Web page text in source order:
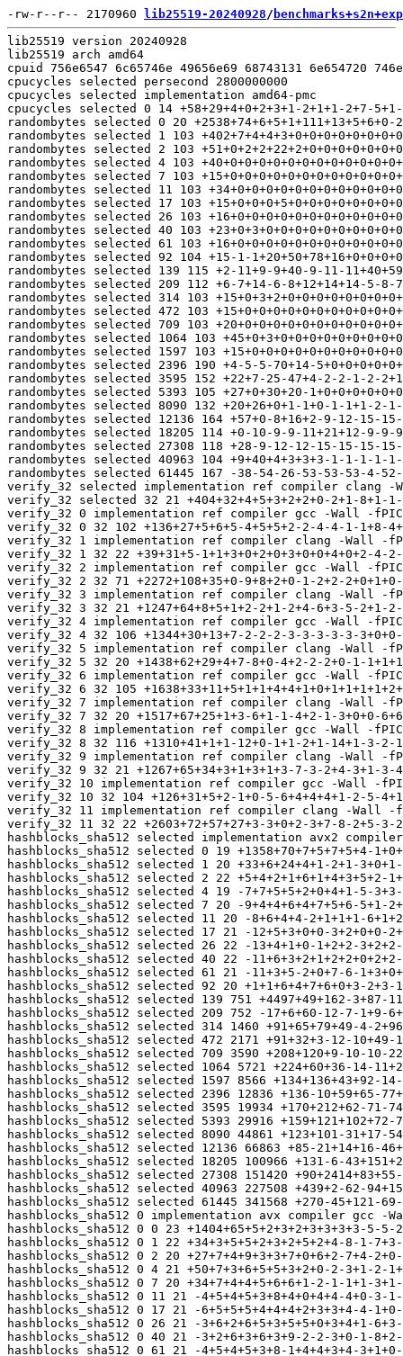
-rw-r--r-- 2170960 lib25519-20240928/ benchmarks+s2n+exp
lib25519 version 20240928
lib25519 arch amd64
cpuid 756e6547 6c65746e 49656e69 68743131 6e654720 746e4920 52286c65 6f432029 54286572 6920294d 31312d37 37473536 32204020 4730382e 00007a48 000806c1 07100800 7ffafbbf bfebfbff 00000000 f3bfa7eb 18c05fde fc100510 00000000 00000000 00000121 2c100800 000002e7 00000000 00000000 00000000 00000000
cpucycles selected persecond 2800000000
cpucycles selected implementation amd64-pmc
cpucycles selected 0 14 +58+29+4+0+2+3+1-2+1+1-2+7-5+1-2-1+0+1+0-1+4-3+1-1+1-2+4-3+3-2+0-1
randombytes selected 0 20 +2538+74+6+5+1+111+13+5+6+0-2+1-2-1+0-1+1-6+1-1+1-5-2+3-3+1-2-1-2+0-1+1
randombytes selected 1 103 +402+7+4+4+3+0+0+0+0+0+0+0+0+0+0+0+0+0+0+0+0+0+0+0+0+0+0+0+0+0+0+0
randombytes selected 2 103 +51+0+2+2+22+2+0+0+0+0+0+0+0+0+0+0+0+0+0+1+0+0+0+1+0+19+3+0+0+0+0+0
randombytes selected 4 103 +40+0+0+0+0+0+0+0+0+0+0+0+0+0+0+0+0+0+0+0+0+0+0+0+0+1+1+0+0+0+0+0
randombytes selected 7 103 +15+0+0+0+0+0+0+0+0+0+0+0+0+0+0+0+0+0+0+0+0+0+0+0+0+0+0+0+0+0+0+0
randombytes selected 11 103 +34+0+0+0+0+0+0+0+0+0+0+0+0+0+0+0+0+0+0+0+0+0+0+0+0+0+0+0+0+0+0+0
randombytes selected 17 103 +15+0+0+0+5+0+0+0+0+0+0+0+0+0+0+0+0+0+0+0+0+0+0+0+0+0+0+0+0+0+0+0
randombytes selected 26 103 +16+0+0+0+0+0+0+0+0+0+0+0+0+0+0+0+0+0+0+0+0+0+0+0+0+0+0+0+0+0+0+0
randombytes selected 40 103 +23+0+3+0+0+0+0+0+0+0+0+0+0+0+0+0+0+0+0+0+0+0+0+0+0+0+0+0+0+0+0+0
randombytes selected 61 103 +16+0+0+0+0+0+0+0+0+0+0+0+0+0+0+0+0+0+0+0+0+0+0+0+0+0+0+0+0+0+0+0
randombytes selected 92 104 +15-1-1+20+50+78+16+0+0+0+0+0+0+0+0+53+1+0+0+0+0+0+0+75+16+0+0+0+0+0+0+0
randombytes selected 139 115 +2-11+9-9+40-9-11-11+40+59+50-11-12+32-9-12-12+34-10+35-9-12+33-9-12-12-12+33-10+33-10+33
randombytes selected 209 112 +6-7+14-6-8+12+14+14-5-8-7-8-8-8-8-8+11+15-4-8+11-7+10+37-3+11+10-5-7+11+9-5
randombytes selected 314 103 +15+0+3+2+0+0+0+0+0+0+0+0+0+1+1+0+0+1+0+0+0+0+0+0+0+0+0+1+1+1+0+1
randombytes selected 472 103 +15+0+0+0+0+0+0+0+0+0+0+0+0+0+0+0+0+0+0+0+0+0+0+0+0+0+0+0+0+0+0+0
randombytes selected 709 103 +20+0+0+0+0+0+0+0+0+0+0+0+0+0+0+0+0+0+0+0+0+0+0+0+0+0+0+0+0+0+0+0
randombytes selected 1064 103 +45+0+3+0+0+0+0+0+0+0+0+0+0+0+0+0+0+0+0+0+0+0+0+0+0+0+0+0+0+0+0+0
randombytes selected 1597 103 +15+0+0+0+0+0+0+0+0+0+0+0+0+0+0+0+0+0+0+0+0+0+0+0+0+0+0+0+0+0+0+0
randombytes selected 2396 190 +4-5-5-70+14-5+0+0+0+0+0+0+0+0+0+0+0+0+0+0+0+0+0+0+0+0+0+0+0+0+0+0
randombytes selected 3595 152 +22+7-25-47+4-2-2-1-2-2+18-3-3-2-2-2-29-46-3-1-1-2-2-2-2+226+31+32+33+33+33+33
randombytes selected 5393 105 +27+0+30+20-1+0+0+0+0+0+0+32+22+0+0+0+32+2+0+0+0+0+0+0+0+0+0+0+0+0+0+26
randombytes selected 8090 132 +20+26+0+1-1+0-1-1+1-2-1-1-1+0+1-1+0-1+0+0+0+0+0-1+0+0+0+0-1+0+0+0
randombytes selected 12136 164 +57+0-8+16+2-9-12-15-15-16-15-15+188+18+20+20+22+21+20+21+22+22+0-11-15-13-15-15+13-15-14-15
randombytes selected 18205 114 +0-10-9-9-11+21+12-9-9-9-9-9+23-8-9-9-9-9-9-9-9-9-9+258+49+38+40+35+35+35+34+35
randombytes selected 27308 118 +28-9-12-12-15-15-15-15-15-15-15-15-15-15-15-15-15-15-15-15+253+46+34+37+30+29+32+30+31+32+31+30
randombytes selected 40963 104 +9+40+4+3+3+3-1-1-1-1-1-1-1-1+337+16+0+0+0+0+0+0+0+0+0-2+0+0+0+0+0+0
randombytes selected 61445 167 -38-54-26-53-53-53-4-52-53-53+230+17+6+8+0+2+1+2+0+2+1+2+3+2+2+3+3+3+3+2+2+2
verify_32 selected implementation ref compiler clang -Wall -fPIC -fwrapv -Qunused-arguments -O2 -mmmx -msse -msse2 -msse3 -mssse3 -msse4.1 -msse4.2 -mavx -mtune=sandybridge; Debian clang version 11.0.1-2; Target: x86_64-pc-linux-gnu; Thread model: posix; InstalledDir: /usr/bin
verify_32 selected 32 21 +404+32+4+5+3+2+2+0-2+1-8+1-1-9+2+1-7-1-3-3+1-4-3+3-6-1-3+4-6+0-6+1
verify_32 0 implementation ref compiler gcc -Wall -fPIC -fwrapv -O2 -mmmx -msse -msse2 -msse3 -mssse3 -msse4.1 -msse4.2 -mavx -mtune=sandybridge; gcc (Debian 10.2.1-6) 10.2.1 20210110; Copyright (C) 2020 Free Software Foundation, Inc.; This is free software; see the source for copying conditions.  There is NO; warranty; not even for MERCHANTABILITY or FITNESS FOR A PARTICULAR PURPOSE.
verify_32 0 32 102 +136+27+5+6+5-4+5+5+2-2-4-4-1-1+8-4+0-4-4-4+2-2-4+2-2+2+2+8-4-1-1-4
verify_32 1 implementation ref compiler clang -Wall -fPIC -fwrapv -Qunused-arguments -O2 -mmmx -msse -msse2 -msse3 -mssse3 -msse4.1 -msse4.2 -mavx -mtune=sandybridge; Debian clang version 11.0.1-2; Target: x86_64-pc-linux-gnu; Thread model: posix; InstalledDir: /usr/bin
verify_32 1 32 22 +39+31+5-1+1+3+0+2+0+3+0+0+4+0+2-4-2-8-1+1-4-5-3-1-7+0-8+1+0-9-1+2
verify_32 2 implementation ref compiler gcc -Wall -fPIC -fwrapv -O2 -mmmx -msse -msse2 -msse3 -mssse3 -msse4.1 -msse4.2 -mavx -mbmi -mbmi2 -mavx2 -mtune=haswell; gcc (Debian 10.2.1-6) 10.2.1 20210110; Copyright (C) 2020 Free Software Foundation, Inc.; This is free software; see the source for copying conditions.  There is NO; warranty; not even for MERCHANTABILITY or FITNESS FOR A PARTICULAR PURPOSE.
verify_32 2 32 71 +2272+108+35+0-9+8+2+0-1-2+2-2+0+1+0-6-1-3-1+6+5-3+1-5+9+1-3-5+0-12-6-5
verify_32 3 implementation ref compiler clang -Wall -fPIC -fwrapv -Qunused-arguments -O2 -mmmx -msse -msse2 -msse3 -mssse3 -msse4.1 -msse4.2 -mavx -mbmi -mbmi2 -mavx2 -mtune=haswell; Debian clang version 11.0.1-2; Target: x86_64-pc-linux-gnu; Thread model: posix; InstalledDir: /usr/bin
verify_32 3 32 21 +1247+64+8+5+1+2-2+1-2+4-6+3-5-2+1-2-1+0+0-2+1-1-5+0+1+1-6+1-2+1-1+0
verify_32 4 implementation ref compiler gcc -Wall -fPIC -fwrapv -O2 -mmmx -msse -msse2 -msse3 -mssse3 -msse4.1 -msse4.2 -mavx -mbmi -mbmi2 -mavx2 -madx -mtune=skylake; gcc (Debian 10.2.1-6) 10.2.1 20210110; Copyright (C) 2020 Free Software Foundation, Inc.; This is free software; see the source for copying conditions.  There is NO; warranty; not even for MERCHANTABILITY or FITNESS FOR A PARTICULAR PURPOSE.
verify_32 4 32 106 +1344+30+13+7-2-2-2-3-3-3-3-3-3+0+0-2-2-7+1+5+5+5+6+0-5-5+4+4+8-8-1+5
verify_32 5 implementation ref compiler clang -Wall -fPIC -fwrapv -Qunused-arguments -O2 -mmmx -msse -msse2 -msse3 -mssse3 -msse4.1 -msse4.2 -mavx -mbmi -mbmi2 -mavx2 -madx -mtune=skylake; Debian clang version 11.0.1-2; Target: x86_64-pc-linux-gnu; Thread model: posix; InstalledDir: /usr/bin
verify_32 5 32 20 +1438+62+29+4+7-8+0-4+2-2-2+0-1-1+1+1-6+0+0+0-5+2-2+2-3+1-2+0-3+1+5-8
verify_32 6 implementation ref compiler gcc -Wall -fPIC -fwrapv -O2 -mmmx -msse -msse2 -msse3 -mssse3 -msse4.1 -msse4.2 -mavx -mbmi -mbmi2 -mavx2 -madx -mavx512f -mavx512vl -mavx512dq -mtune=skylake; gcc (Debian 10.2.1-6) 10.2.1 20210110; Copyright (C) 2020 Free Software Foundation, Inc.; This is free software; see the source for copying conditions.  There is NO; warranty; not even for MERCHANTABILITY or FITNESS FOR A PARTICULAR PURPOSE.
verify_32 6 32 105 +1638+33+11+5+1+1+4+4+1+0+1+1+1+1+2+4+1-7-2-3-3-3+17-3+1-3-3-3-3-4-2-3
verify_32 7 implementation ref compiler clang -Wall -fPIC -fwrapv -Qunused-arguments -O2 -mmmx -msse -msse2 -msse3 -mssse3 -msse4.1 -msse4.2 -mavx -mbmi -mbmi2 -mavx2 -madx -mavx512f -mavx512vl -mavx512dq -mtune=skylake; Debian clang version 11.0.1-2; Target: x86_64-pc-linux-gnu; Thread model: posix; InstalledDir: /usr/bin
verify_32 7 32 20 +1517+67+25+1+3-6+1-1-4+2-1-3+0+0-6+6-1-2+0-2-3+2-5+2-5+5+0-10+4+1-9+6
verify_32 8 implementation ref compiler gcc -Wall -fPIC -fwrapv -O2 -mmmx -msse -msse2 -msse3 -mssse3 -msse4.1 -msse4.2 -mavx -mbmi -mbmi2 -mavx2 -madx -mavx512f -mavx512vl -mavx512dq -mavx512ifma -mtune=tigerlake; gcc (Debian 10.2.1-6) 10.2.1 20210110; Copyright (C) 2020 Free Software Foundation, Inc.; This is free software; see the source for copying conditions.  There is NO; warranty; not even for MERCHANTABILITY or FITNESS FOR A PARTICULAR PURPOSE.
verify_32 8 32 116 +1310+41+1+1-12+0-1+1-2+1-14+1-3-2-1-1+1-3+1-2+1+1+1-2+1-3-2-1-1+1+1-2
verify_32 9 implementation ref compiler clang -Wall -fPIC -fwrapv -Qunused-arguments -O2 -mmmx -msse -msse2 -msse3 -mssse3 -msse4.1 -msse4.2 -mavx -mbmi -mbmi2 -mavx2 -madx -mavx512f -mavx512vl -mavx512dq -mavx512ifma -mtune=tigerlake; Debian clang version 11.0.1-2; Target: x86_64-pc-linux-gnu; Thread model: posix; InstalledDir: /usr/bin
verify_32 9 32 21 +1267+65+34+3+1+3+1+3-7-3-2+4-3+1-3-4+2-4+5-6+3-3+1-5+1-4+6-6-1+2-6+2
verify_32 10 implementation ref compiler gcc -Wall -fPIC -fwrapv -O2; gcc (Debian 10.2.1-6) 10.2.1 20210110; Copyright (C) 2020 Free Software Foundation, Inc.; This is free software; see the source for copying conditions.  There is NO; warranty; not even for MERCHANTABILITY or FITNESS FOR A PARTICULAR PURPOSE.
verify_32 10 32 104 +126+31+5+2-1+0-5-6+4+4+4+1-2-5-4+1+0-1+0-4-2+1+1+4+1-5+1+2+2+0+0-4
verify_32 11 implementation ref compiler clang -Wall -fPIC -fwrapv -Qunused-arguments -O2; Debian clang version 11.0.1-2; Target: x86_64-pc-linux-gnu; Thread model: posix; InstalledDir: /usr/bin
verify_32 11 32 22 +2603+72+57+27+3-3+0+2-3+7-8-2+5-3-2-7+5-3+0+3-2-5-1+2-7+2+3-5-6+5-5+6
hashblocks_sha512 selected implementation avx2 compiler clang -Wall -fPIC -fwrapv -Qunused-arguments -O2 -mmmx -msse -msse2 -msse3 -mssse3 -msse4.1 -msse4.2 -mavx -mbmi -mbmi2 -mavx2 -madx -mavx512f -mavx512vl -mavx512dq -mtune=skylake; Debian clang version 11.0.1-2; Target: x86_64-pc-linux-gnu; Thread model: posix; InstalledDir: /usr/bin
hashblocks_sha512 selected 0 19 +1358+70+7+5+7+5+4-1+0+2-6+2+0-3+0-1-4+3-5+3-2+0-1-4+0+1+0-4+0-1-2-1
hashblocks_sha512 selected 1 20 +33+6+24+4+1-2+1-3+0+1-2-2-3+1-2+4-7+2+1-6+2-2+1-3+0-4+1+1-5+2-3+2
hashblocks_sha512 selected 2 22 +5+4+2+1+6+1+4+3+5+2-1+0+4-4-3+0-5+0-2-4+1+0-7+1-3-2-2+1-4-3+0-5
hashblocks_sha512 selected 4 19 -7+7+5+5+2+0+4+1-5-3+3-1+0-1-4+1-2+2-7+5-7+4-4+1+0-1+0-4+1+0-1-5
hashblocks_sha512 selected 7 20 -9+4+4+6+4+7+5+6-5+1-2+2-5+1-3-3+2+0-1-4+3-4-2+2-2+1-4+2-6+2-4+2
hashblocks_sha512 selected 11 20 -8+6+4+4-2+1+1+1-6+1+2-4+0+1-5+2-1+1-5+1-1-3+3-6+4-6+0-1+1+1-5-2
hashblocks_sha512 selected 17 21 -12+5+3+0+0-3+2+0+0-2+3-3+1+3+0-3+1+2+0-3+1+0+0-2+1+5-3-2+0+0+0-1
hashblocks_sha512 selected 26 22 -13+4+1+0-1+2+2-3+2+2-3+4-6+5-1-3+2+2-3+4-6+5-1-3+2+2-3+4-6+5-1-3
hashblocks_sha512 selected 40 22 -11+6+3+2+1+2+2+0+2+2-4-2-1+4-4+0-1+1-3+0-4+0-